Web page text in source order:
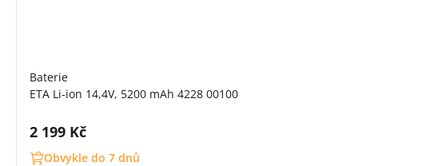
Baterie
ETA Li-ion 14,4V, 5200 mAh 4228 00100
Cena s DPH:
2 199 Kč
Obvykle do 7 dnů